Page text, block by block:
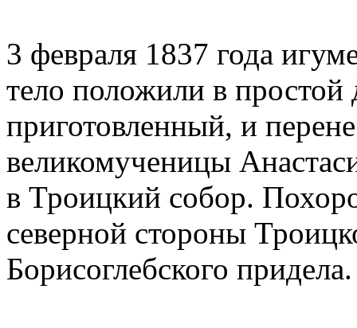
3 февраля 1837 года
тело положили в простой
приготовленный, и
великомученицы
в Троицкий собор.
северной стороны
Борисоглебского придела.